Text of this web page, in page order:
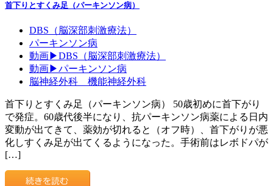
首下りとすくみ足（パーキンソン病）
DBS（脳深部刺激療法）
パーキンソン病
動画▶DBS（脳深部刺激療法）
動画▶パーキンソン病
脳神経外科 機能神経外科
首下りとすくみ足（パーキンソン病） 50歳初めに首下がり
で発症。60歳代後半になり、抗パーキンソン病薬による日内
変動が出てきて、薬効が切れると（オフ時）、首下がりが悪
化しすくみ足が出てくるようになった。手術前はレボドパが
[…]